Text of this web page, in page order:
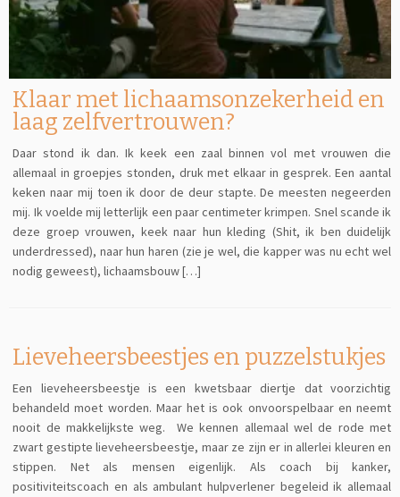
Klaar met lichaamsonzekerheid en
laag zelfvertrouwen?
Daar stond ik dan. Ik keek een zaal binnen vol met vrouwen die
allemaal in groepjes stonden, druk met elkaar in gesprek. Een aantal
keken naar mij toen ik door de deur stapte. De meesten negeerden
mij. Ik voelde mij letterlijk een paar centimeter krimpen. Snel scande ik
deze groep vrouwen, keek naar hun kleding (Shit, ik ben duidelijk
underdressed), naar hun haren (zie je wel, die kapper was nu echt wel
nodig geweest), lichaamsbouw […]
Lieveheersbeestjes en puzzelstukjes
Een lieveheersbeestje is een kwetsbaar diertje dat voorzichtig
behandeld moet worden. Maar het is ook onvoorspelbaar en neemt
nooit de makkelijkste weg. We kennen allemaal wel de rode met
zwart gestipte lieveheersbeestje, maar ze zijn er in allerlei kleuren en
stippen. Net als mensen eigenlijk. Als coach bij kanker,
positiviteitscoach en als ambulant hulpverlener begeleid ik allemaal